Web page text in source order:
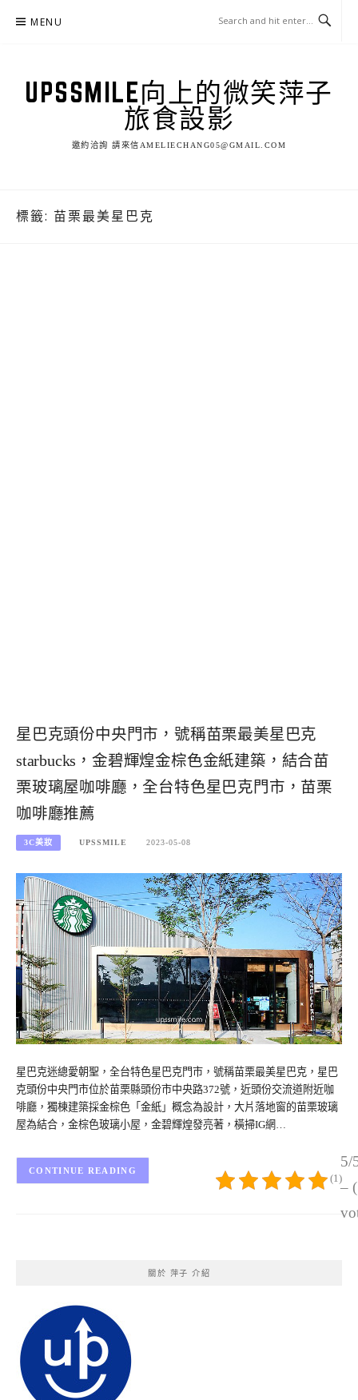
MENU
UPSSMILE向上的微笑萍子
旅食設影
邀約洽詢 請來信AMELIECHANG05@GMAIL.COM
標籤: 苗栗最美星巴克
星巴克頭份中央門市，號稱苗栗最美星巴克
starbucks，金碧輝煌金棕色金紙建築，結合苗
栗玻璃屋咖啡廳，全台特色星巴克門市，苗栗
咖啡廳推薦
3C美妝 UPSSMILE 2023-05-08
星巴克迷總愛朝聖，全台特色星巴克門市，號稱苗栗最美星巴克，星巴
克頭份中央門市位於苗栗縣頭份市中央路372號，近頭份交流道附近咖
啡廳，獨棟建築採金棕色「金紙」概念為設計，大片落地窗的苗栗玻璃
屋為結合，金棕色玻璃小屋，金碧輝煌發亮著，橫掃IG網…
5/
–
(1)
CONTINUE READING
關於 萍子 介紹